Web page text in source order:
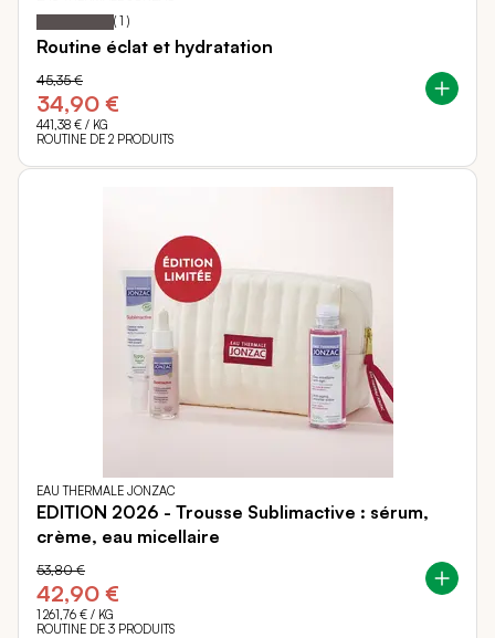
Notation: 100
% of
( 1 )
Routine éclat et hydratation
34,90 €
45,35 €
441,38 € / KG
ROUTINE DE 2 PRODUITS
EAU THERMALE JONZAC
EDITION 2026 - Trousse Sublimactive : sérum,
crème, eau micellaire
42,90 €
53,80 €
1 261,76 € / KG
ROUTINE DE 3 PRODUITS